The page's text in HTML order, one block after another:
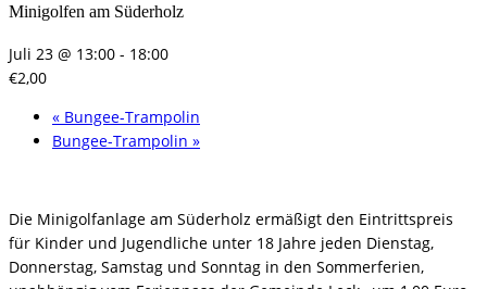
Minigolfen am Süderholz
Juli 23 @ 13:00 - 18:00
€2,00
« Bungee-Trampolin
Bungee-Trampolin »
Die Minigolfanlage am Süderholz ermäßigt den Eintrittspreis
für Kinder und Jugendliche unter 18 Jahre jeden Dienstag,
Donnerstag, Samstag und Sonntag in den Sommerferien,